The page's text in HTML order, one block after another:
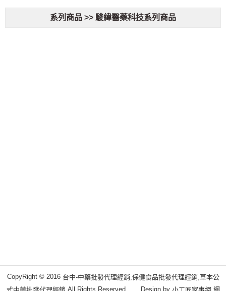
系列商品 >> 駿緯醫藥科技系列商品
CopyRight © 2016 台中-中藥批發代理經銷,保健食品批發代理經銷,草本公
式中藥批發代理經銷 All Rights Reserved. Design by 小工匠家事網網